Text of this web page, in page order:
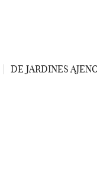
DE JARDINES